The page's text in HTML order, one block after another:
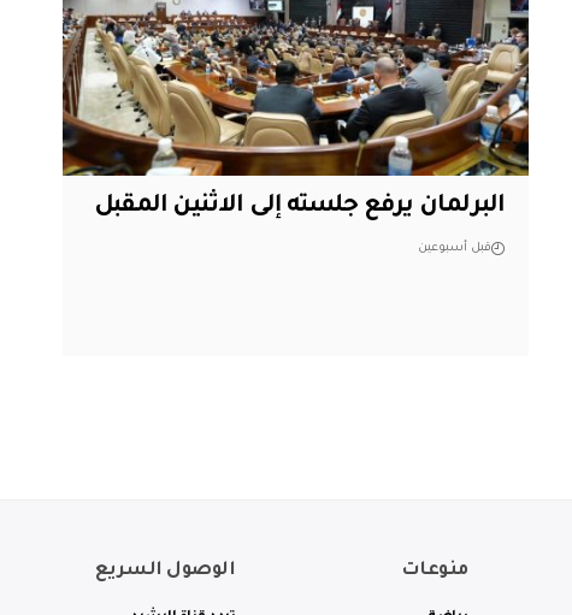
البرلمان يرفع جلسته إلى الاثنين المقبل
قبل أسبوعين
منوعات الوصول السريع